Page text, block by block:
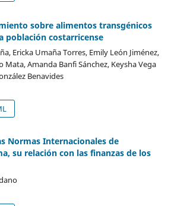
sobre alimentos transgénicos
población costarricense
Ericka Umaña Torres, Emily León Jiménez,
Mata, Amanda Banfi Sánchez, Keysha Vega
Benavides
Normas Internacionales de
su relación con las finanzas de los